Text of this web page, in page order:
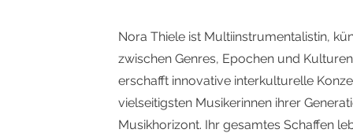
Nora Thiele ist Multiinstrumentalistin,
zwischen Genres, Epochen und
erschafft innovative interkulturelle
vielseitigsten Musikerinnen ihrer
Musikhorizont. Ihr gesamtes Schaffen